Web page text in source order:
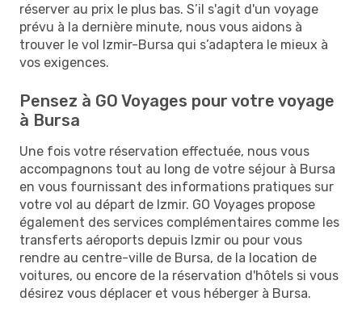
réserver au prix le plus bas. S’il s'agit d'un voyage
prévu à la dernière minute, nous vous aidons à
trouver le vol Izmir-Bursa qui s’adaptera le mieux à
vos exigences.
Pensez à GO Voyages pour votre voyage
à Bursa
Une fois votre réservation effectuée, nous vous
accompagnons tout au long de votre séjour à Bursa
en vous fournissant des informations pratiques sur
votre vol au départ de Izmir. GO Voyages propose
également des services complémentaires comme les
transferts aéroports depuis Izmir ou pour vous
rendre au centre-ville de Bursa, de la location de
voitures, ou encore de la réservation d'hôtels si vous
désirez vous déplacer et vous héberger à Bursa.